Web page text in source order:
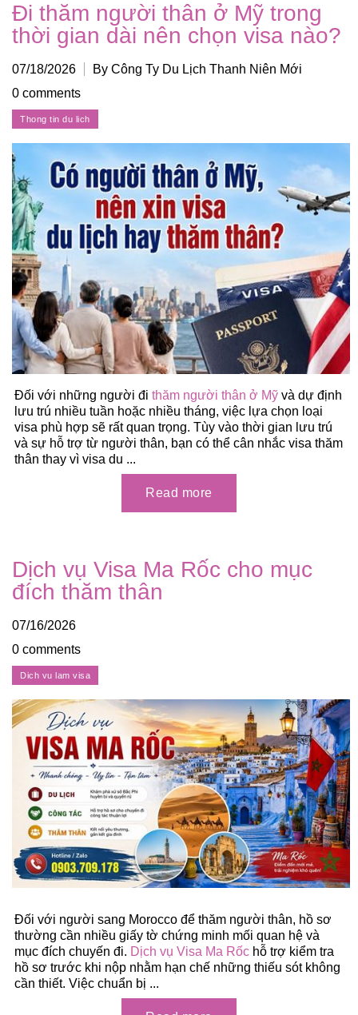
Đi thăm người thân ở Mỹ trong
thời gian dài nên chọn visa nào?
07/18/2026
By Công Ty Du Lịch Thanh Niên Mới
0 comments
Đối với những người đi thăm người thân ở Mỹ và dự định
lưu trú nhiều tuần hoặc nhiều tháng, việc lựa chọn loại
visa phù hợp sẽ rất quan trọng. Tùy vào thời gian lưu trú
và sự hỗ trợ từ người thân, bạn có thể cân nhắc visa thăm
thân thay vì visa du ...
Dịch vụ Visa Ma Rốc cho mục
đích thăm thân
07/16/2026
0 comments
Đối với người sang Morocco để thăm người thân, hồ sơ
thường cần nhiều giấy tờ chứng minh mối quan hệ và
mục đích chuyến đi. Dịch vụ Visa Ma Rốc hỗ trợ kiểm tra
hồ sơ trước khi nộp nhằm hạn chế những thiếu sót không
cần thiết. Việc chuẩn bị ...